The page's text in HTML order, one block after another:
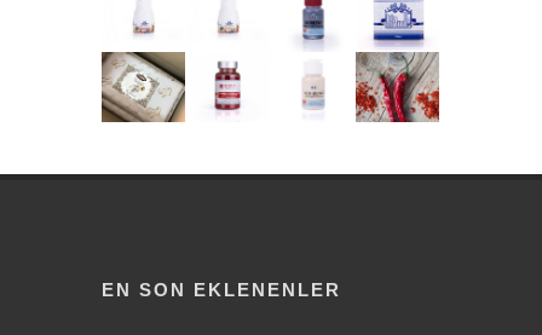
EN SON EKLENENLER